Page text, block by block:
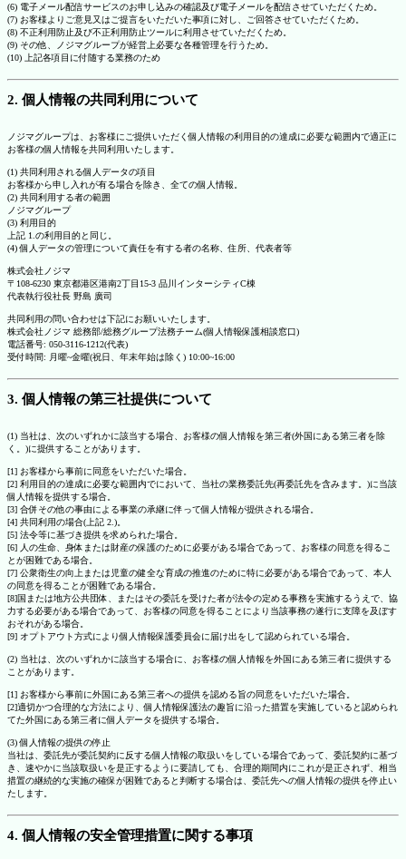
(6) 電子メール配信サービスのお申し込みの確認及び電子メールを配信させていただくため。
(7) お客様よりご意見又はご提言をいただいた事項に対し、ご回答させていただくため。
(8) 不正利用防止及び不正利用防止ツールに利用させていただくため。
(9) その他、ノジマグループが経営上必要な各種管理を行うため。
(10) 上記各項目に付随する業務のため
2. 個人情報の共同利用について
ノジマグループは、お客様にご提供いただく個人情報の利用目的の達成に必要な範囲内で適正に
お客様の個人情報を共同利用いたします。
(1) 共同利用される個人データの項目
お客様から申し入れが有る場合を除き、全ての個人情報。
(2) 共同利用する者の範囲
ノジマグループ
(3) 利用目的
上記 1.の利用目的と同じ。
(4) 個人データの管理について責任を有する者の名称、住所、代表者等
株式会社ノジマ
〒108-6230 東京都港区港南2丁目15-3 品川インターシティC棟
代表執行役社長 野島 廣司
共同利用の問い合わせは下記にお願いいたします。
株式会社ノジマ 総務部/総務グループ法務チーム(個人情報保護相談窓口)
電話番号: 050-3116-1212(代表)
受付時間: 月曜~金曜(祝日、年末年始は除く) 10:00~16:00
3. 個人情報の第三社提供について
(1) 当社は、次のいずれかに該当する場合、お客様の個人情報を第三者(外国にある第三者を除
く。)に提供することがあります。
[1] お客様から事前に同意をいただいた場合。
[2] 利用目的の達成に必要な範囲内でにおいて、当社の業務委託先(再委託先を含みます。)に当該
個人情報を提供する場合。
[3] 合併その他の事由による事業の承継に伴って個人情報が提供される場合。
[4] 共同利用の場合(上記 2.)。
[5] 法令等に基づき提供を求められた場合。
[6] 人の生命、身体または財産の保護のために必要がある場合であって、お客様の同意を得るこ
とが困難である場合。
[7] 公衆衛生の向上または児童の健全な育成の推進のために特に必要がある場合であって、本人
の同意を得ることが困難である場合。
[8]国または地方公共団体、またはその委託を受けた者が法令の定める事務を実施するうえで、協
力する必要がある場合であって、お客様の同意を得ることにより当該事務の遂行に支障を及ぼす
おそれがある場合。
[9] オプトアウト方式により個人情報保護委員会に届け出をして認められている場合。
(2) 当社は、次のいずれかに該当する場合に、お客様の個人情報を外国にある第三者に提供する
ことがあります。
[1] お客様から事前に外国にある第三者への提供を認める旨の同意をいただいた場合。
[2]適切かつ合理的な方法により、個人情報保護法の趣旨に沿った措置を実施していると認められ
てた外国にある第三者に個人データを提供する場合。
(3) 個人情報の提供の停止
当社は、委託先が委託契約に反する個人情報の取扱いをしている場合であって、委託契約に基づ
き、速やかに当該取扱いを是正するように要請しても、合理的期間内にこれが是正されず、相当
措置の継続的な実施の確保が困難であると判断する場合は、委託先への個人情報の提供を停止い
たします。
4. 個人情報の安全管理措置に関する事項